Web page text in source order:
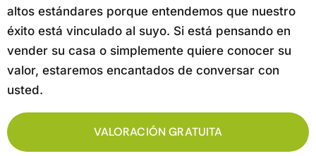
altos estándares porque entendemos que nuestro
éxito está vinculado al suyo. Si está pensando en
vender su casa o simplemente quiere conocer su
valor, estaremos encantados de conversar con
usted.
VALORACIÓN GRATUITA